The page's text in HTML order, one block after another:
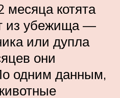
котята
из убежища —
или дупла
они
одним данным,